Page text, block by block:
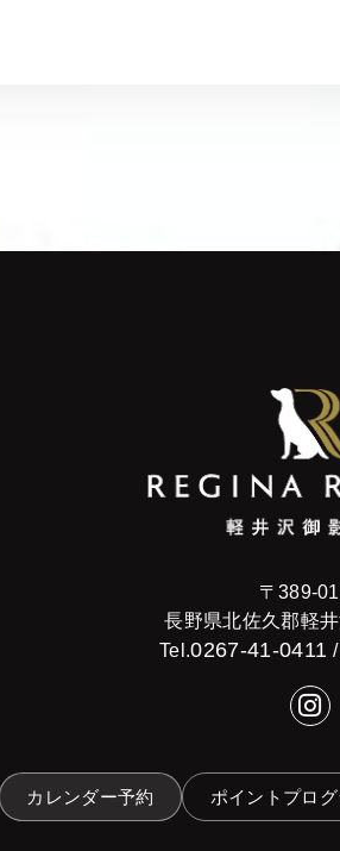
〒389-
長野県北佐久郡軽
Tel.0267-41-0411
カレンダー予約 ポイントプログ